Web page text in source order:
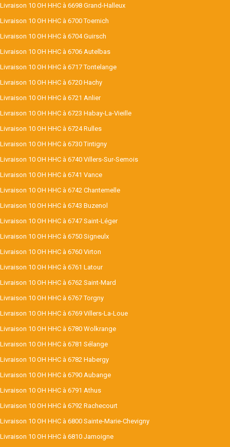
Livraison 10 OH HHC à 6698 Grand-Halleux
Livraison 10 OH HHC à 6700 Toernich
Livraison 10 OH HHC à 6704 Guirsch
Livraison 10 OH HHC à 6706 Autelbas
Livraison 10 OH HHC à 6717 Tontelange
Livraison 10 OH HHC à 6720 Hachy
Livraison 10 OH HHC à 6721 Anlier
Livraison 10 OH HHC à 6723 Habay-La-Vieille
Livraison 10 OH HHC à 6724 Rulles
Livraison 10 OH HHC à 6730 Tintigny
Livraison 10 OH HHC à 6740 Villers-Sur-Semois
Livraison 10 OH HHC à 6741 Vance
Livraison 10 OH HHC à 6742 Chantemelle
Livraison 10 OH HHC à 6743 Buzenol
Livraison 10 OH HHC à 6747 Saint-Léger
Livraison 10 OH HHC à 6750 Signeulx
Livraison 10 OH HHC à 6760 Virton
Livraison 10 OH HHC à 6761 Latour
Livraison 10 OH HHC à 6762 Saint-Mard
Livraison 10 OH HHC à 6767 Torgny
Livraison 10 OH HHC à 6769 Villers-La-Loue
Livraison 10 OH HHC à 6780 Wolkrange
Livraison 10 OH HHC à 6781 Sélange
Livraison 10 OH HHC à 6782 Habergy
Livraison 10 OH HHC à 6790 Aubange
Livraison 10 OH HHC à 6791 Athus
Livraison 10 OH HHC à 6792 Rachecourt
Livraison 10 OH HHC à 6800 Sainte-Marie-Chevigny
Livraison 10 OH HHC à 6810 Jamoigne